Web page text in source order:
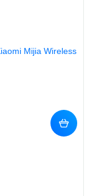
Mijia Wireless